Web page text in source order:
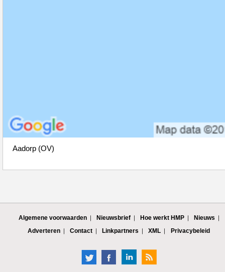
Aadorp (OV)
Algemene voorwaarden Nieuwsbrief Hoe werkt HMP
Nieuws
Adverteren
Contact Linkpartners XML Privacybeleid